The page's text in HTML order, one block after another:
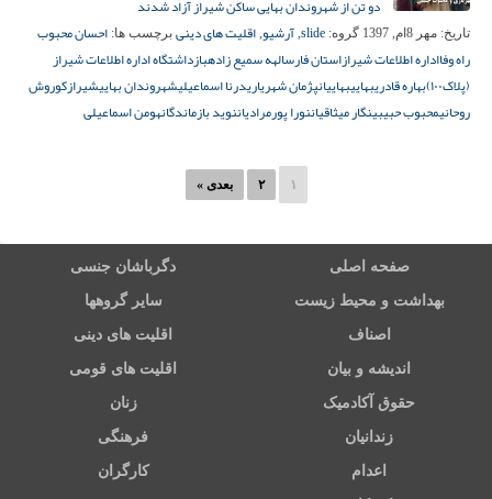
دو تن از شهروندان بهایی ساکن شیراز آزاد شدند
تاریخ: مهر 8ام, 1397 گروه: slide
, آرشیو, اقلیت های دینی برچسب ها: احسان محبوب
راه وفااداره اطلاعات شیرازاستان فارسالهه سمیع زادهبازداشتگاه اداره اطلاعات شیراز
(پلاک۱۰۰)
بهاره قادریبهاییبهاییانپژمان شهریاریدرنا اسماعیلیشهروندان بهاییشیرازکوروش
روحانیمحبوب حبیبینگار میثاقیاننورا پورمرادیاننوید بازماندگانهومن اسماعیلی
۱ ۲ بعدی »
صفحه اصلی دگرباشان جنسی
بهداشت و محیط زیست سایر گروهها
اصناف اقلیت های دینی
اندیشه و بیان اقلیت های قومی
حقوق آکادمیک زنان
زندانیان فرهنگی
اعدام کارگران